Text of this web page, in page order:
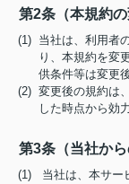
第2条（本規約の
(1) 当社は、利用者
り、本規約を変
供条件等は変更
(2) 変更後の規約は
した時点から効
第3条（当社から
(1) 当社は、本サー